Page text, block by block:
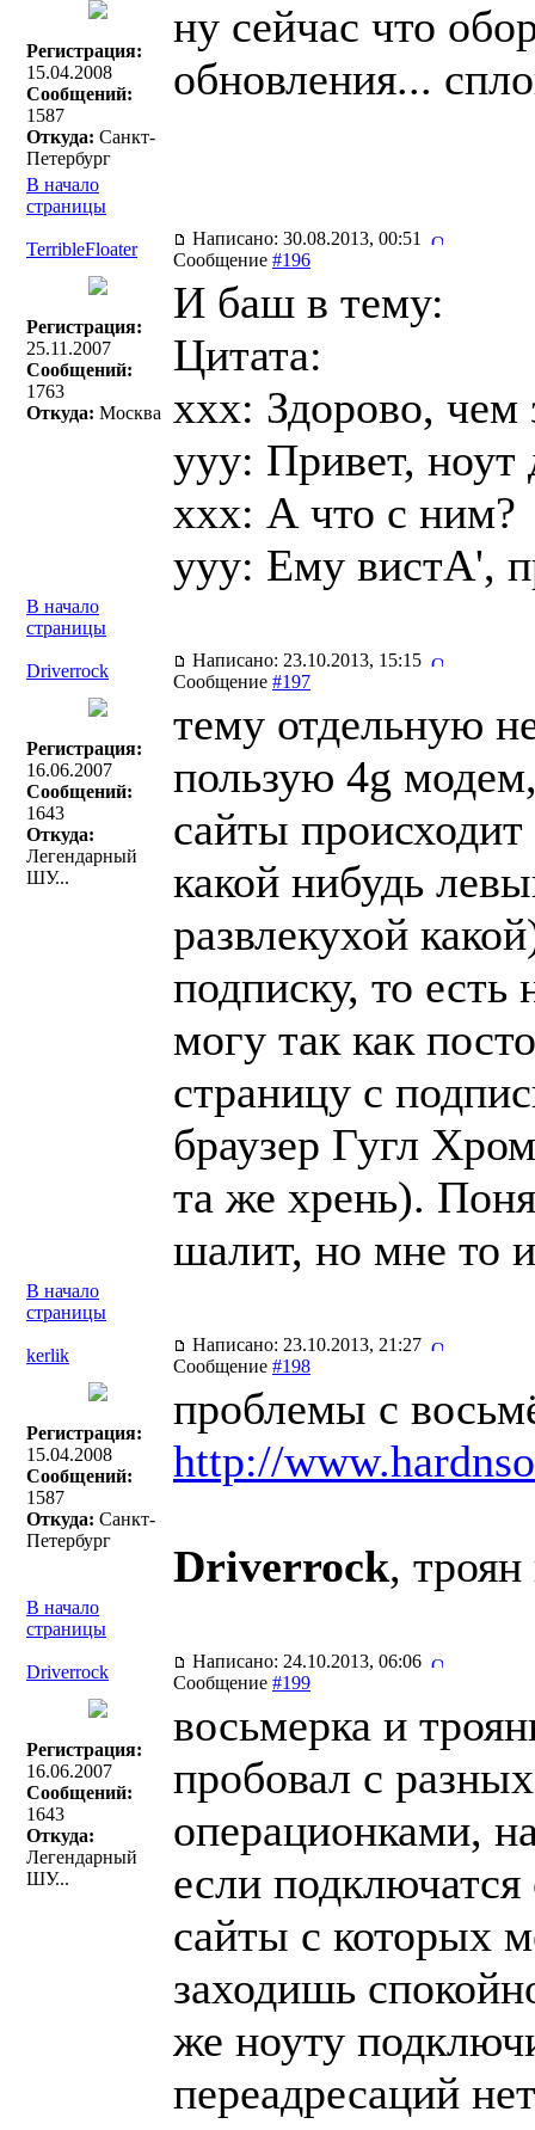
Регистрация:
15.04.2008
Сообщений:
1587
Откуда: Санкт-
Петербург
ну сейчас что
обновления...
В начало
страницы
TerribleFloater
Написано: 30.08.2013, 00:51
Сообщение #196
Регистрация:
25.11.2007
Сообщений:
1763
Откуда: Москва
И баш в тему:
Цитата:
xxx: Здорово, чем
yyy: Привет, ноут
xxx: А что с ним?
yyy: Ему вистА',
В начало
страницы
Driverrock
Написано: 23.10.2013, 15:15
Сообщение #197
Регистрация:
16.06.2007
Сообщений:
1643
Откуда:
Легендарный
ШУ...
тему отдельную
пользую 4g
сайты
какой нибудь
развлекухой
подписку, то
могу так как
страницу с
браузер Гугл
та же хрень).
шалит, но мне то
В начало
страницы
kerlik
Написано: 23.10.2013, 21:27
Сообщение #198
Регистрация:
15.04.2008
Сообщений:
1587
Откуда: Санкт-
Петербург
проблемы с
http://
Driverrock,
В начало
страницы
Driverrock
Написано: 24.10.2013, 06:06
Сообщение #199
Регистрация:
16.06.2007
Сообщений:
1643
Откуда:
Легендарный
ШУ...
восьмерка и
пробовал с
операционками,
если
сайты с которых
заходишь
же ноуту
переадресаций